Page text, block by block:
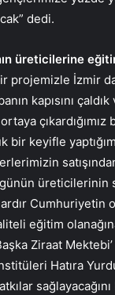
dedi.
üreticilerine
projemizle İzmir
kapısını
çıkardığımız
bir keyifle
üreticilerinin
Cumhuriyetin
eğitim
Ziraat
Hatıra